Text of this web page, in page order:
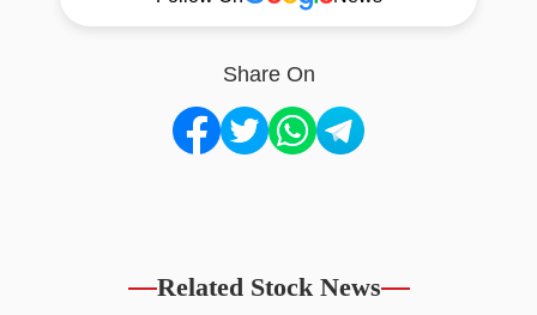
Share On
Related Stock News